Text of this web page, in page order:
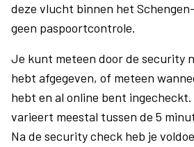
deze vlucht binnen het
geen paspoortcontrole.
Je kunt meteen door de security
hebt afgegeven, of meteen
hebt en al online bent
varieert meestal tussen de 5
Na de security check heb je